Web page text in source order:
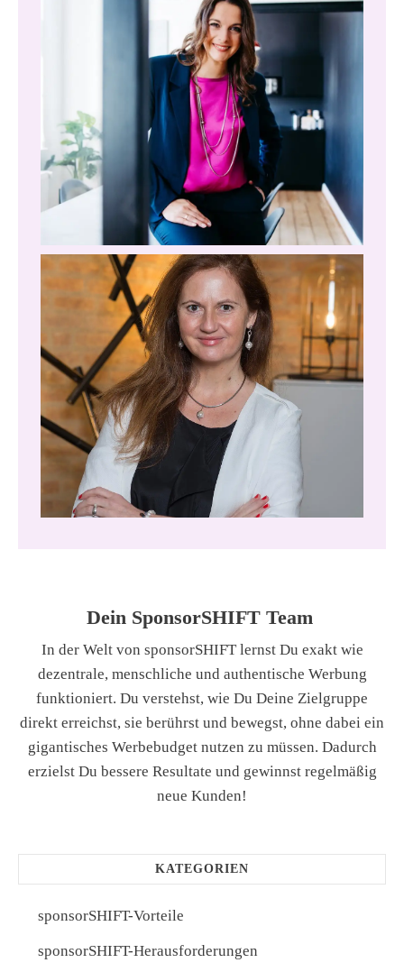
Dein SponsorSHIFT Team
In der Welt von sponsorSHIFT lernst Du exakt wie
dezentrale, menschliche und authentische Werbung
funktioniert. Du verstehst, wie Du Deine Zielgruppe
direkt erreichst, sie berührst und bewegst, ohne dabei ein
gigantisches Werbebudget nutzen zu müssen. Dadurch
erzielst Du bessere Resultate und gewinnst regelmäßig
neue Kunden!
KATEGORIEN
sponsorSHIFT-Vorteile
sponsorSHIFT-Herausforderungen